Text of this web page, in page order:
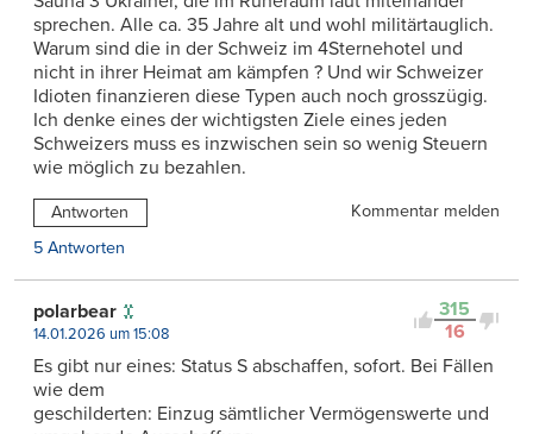
sprechen. Alle ca. 35 Jahre alt und wohl militärtauglich.
Warum sind die in der Schweiz im 4Sternehotel und
nicht in ihrer Heimat am kämpfen ? Und wir Schweizer
Idioten finanzieren diese Typen auch noch grosszügig.
Ich denke eines der wichtigsten Ziele eines jeden
Schweizers muss es inzwischen sein so wenig Steuern
wie möglich zu bezahlen.
Antworten
Kommentar melden
5 Antworten
315
16
polarbear
14.01.2026 um 15:08
Es gibt nur eines: Status S abschaffen, sofort. Bei Fällen
wie dem
geschilderten: Einzug sämtlicher Vermögenswerte und